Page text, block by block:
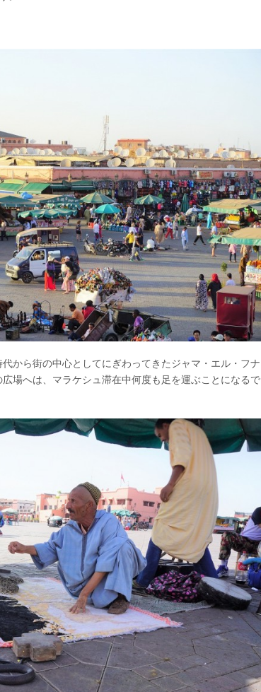
から街の中心としてにぎわってきたジャマ・エル・フナ
場へは、マラケシュ滞在中何度も足を運ぶことになるで